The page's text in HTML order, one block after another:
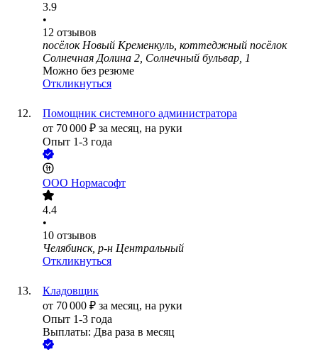
3.9
•
12 отзывов
посёлок Новый Кременкуль, коттеджный посёлок
Солнечная Долина 2, Солнечный бульвар, 1
Можно без резюме
Откликнуться
Помощник системного администратора
от 70 000 ₽ за месяц, на руки
Опыт 1-3 года
ООО Нормасофт
4.4
•
10 отзывов
Челябинск, р-н Центральный
Откликнуться
Кладовщик
от 70 000 ₽ за месяц, на руки
Опыт 1-3 года
Выплаты: Два раза в месяц